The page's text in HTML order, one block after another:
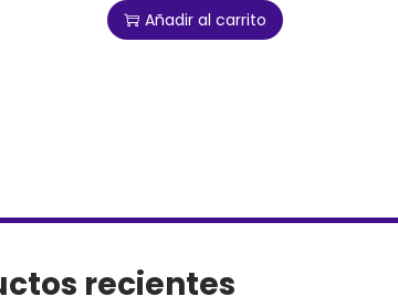
Añadir al carrito
recientes